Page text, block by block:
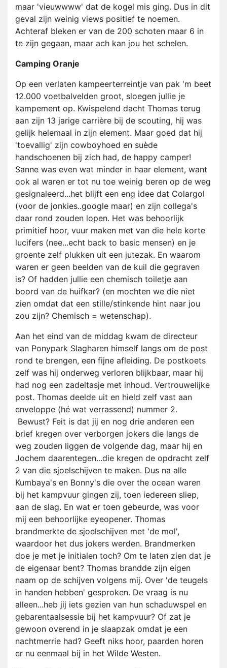
maar 'vieuwwww' dat de kogel mis ging. Dus in dit
geval zijn weinig views positief te noemen.
Achteraf bleken er van de 200 schoten maar 6 in
te zijn gegaan, maar ach kan jou het schelen.
Camping Oranje
Op een verlaten kampeerterreintje van pak 'm beet
12.000 voetbalvelden groot, sloegen jullie je
kampement op. Kwispelend dacht Thomas terug
aan zijn 13 jarige carrière bij de scouting, hij was
gelijk helemaal in zijn element. Maar goed dat hij
'toevallig' zijn cowboyhoed en suède
handschoenen bij zich had, de happy camper!
Sanne was even wat minder in haar element, want
ook al waren er tot nu toe weinig beren op de weg
gesignaleerd...het blijft een eng idee dat Colargol
(voor de jonkies..google maar) en zijn collega's
daar rond zouden lopen. Het was behoorlijk
primitief hoor, vuur maken met van die hele korte
lucifers (nee...echt back to basic mensen) en je
groente zelf plukken uit een jutezak. En waarom
waren er geen beelden van de kuil die gegraven
is? Of hadden jullie een chemisch toiletje aan
boord van de huifkar? (en mochten we die niet
zien omdat dat een stille/stinkende hint naar jou
zou zijn? Chemisch = wetenschap).
Aan het eind van de middag kwam de directeur
van Ponypark Slagharen himself langs om de post
rond te brengen, een fijne afleiding. De postkoets
zelf was hij onderweg verloren blijkbaar, maar hij
had nog een zadeltasje met inhoud. Vertrouwelijke
post. Thomas deelde uit en hield zelf vast aan
enveloppe (hé wat verrassend) nummer 2.
Bewust? Feit is dat jij en nog drie anderen een
brief kregen over verborgen jokers die langs de
weg zouden liggen de volgende dag, maar hij en
Jochem daarentegen...die kregen de opdracht zelf
2 van die sjoelschijven te maken. Dus na alle
Kumbaya's en Bonny's die over the ocean waren
bij het kampvuur gingen zij, toen iedereen sliep,
aan de slag. En wat er toen gebeurde, was voor
mij een behoorlijke eyeopener. Thomas
brandmerkte de sjoelschijven met 'de mol',
waardoor het dus jokers werden. Brandmerken
doe je met je initialen toch? Om te laten zien dat je
de eigenaar bent? Thomas brandde zijn eigen
naam op de schijven volgens mij. Over 'de teugels
in handen hebben' gesproken. De vraag is nu
alleen...heb jij iets gezien van hun schaduwspel en
gebarentaalsessie bij het kampvuur? Of zat je
gewoon overend in je slaapzak omdat je een
nachtmerrie had? Geeft niks hoor, paarden horen
er nu eenmaal bij in het Wilde Westen.